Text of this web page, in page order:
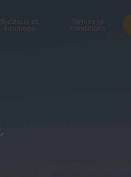
Bateaux et
équipage
Termes et
conditions